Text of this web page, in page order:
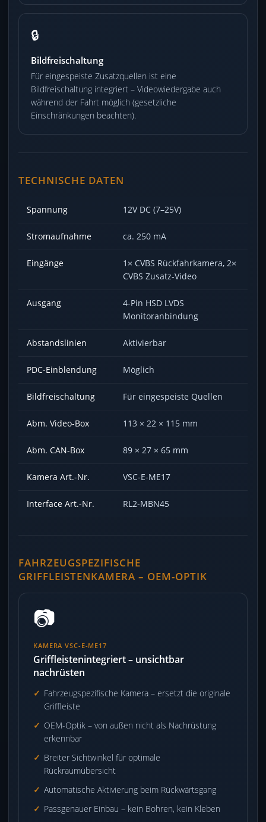
🔒
Bildfreischaltung
Für eingespeiste Zusatzquellen ist eine
Bildfreischaltung integriert – Videowiedergabe auch
während der Fahrt möglich (gesetzliche
Einschränkungen beachten).
TECHNISCHE DATEN
Spannung 12V DC (7–25V)
Stromaufnahme ca. 250 mA
Eingänge
1× CVBS Rückfahrkamera, 2×
CVBS Zusatz-Video
Ausgang
4-Pin HSD LVDS
Monitoranbindung
Abstandslinien Aktivierbar
PDC-Einblendung Möglich
Bildfreischaltung Für eingespeiste Quellen
Abm. Video-Box 113 × 22 × 115 mm
Abm. CAN-Box 89 × 27 × 65 mm
Kamera Art.-Nr. VSC-E-ME17
Interface Art.-Nr. RL2-MBN45
FAHRZEUGSPEZIFISCHE
GRIFFLEISTENKAMERA – OEM-OPTIK
📷
KAMERA VSC-E-ME17
Griffleistenintegriert – unsichtbar
nachrüsten
Fahrzeugspezifische Kamera – ersetzt die originale
Griffleiste
OEM-Optik – von außen nicht als Nachrüstung
erkennbar
Breiter Sichtwinkel für optimale
Rückraumübersicht
Automatische Aktivierung beim Rückwärtsgang
Passgenauer Einbau – kein Bohren, kein Kleben